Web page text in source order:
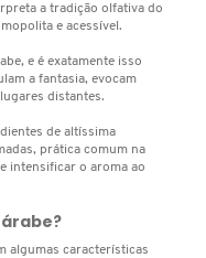
a tradição olfativa do
e acessível.
e é exatamente isso
a fantasia, evocam
distantes.
de altíssima
prática comum na
intensificar o aroma ao
algumas características